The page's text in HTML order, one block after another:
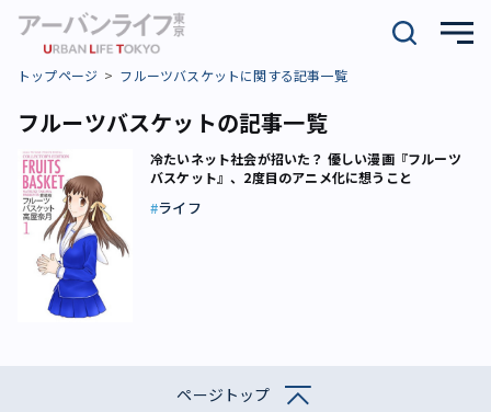
トップページ フルーツバスケットに関する記事一覧
フルーツバスケットの記事一覧
冷たいネット社会が招いた？ 優しい漫画『フルーツ
バスケット』、2度目のアニメ化に想うこと
ライフ
ページトップ